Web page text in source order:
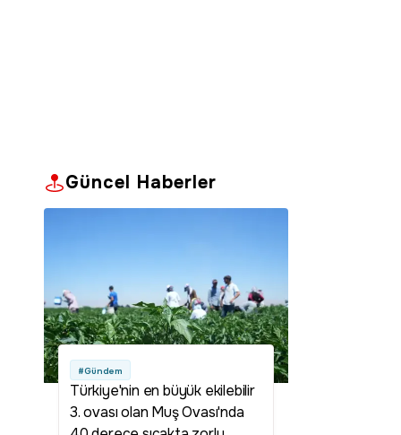
Güncel Haberler
#Gündem
Türkiye'nin en büyük ekilebilir
3. ovası olan Muş Ovası'nda